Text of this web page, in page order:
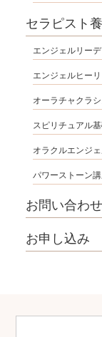
セラピスト
エンジェルリー
エンジェルヒー
オーラチャクラ
スピリチュアル
オラクルエンジ
パワーストーン
お問い合わせ
お申し込み